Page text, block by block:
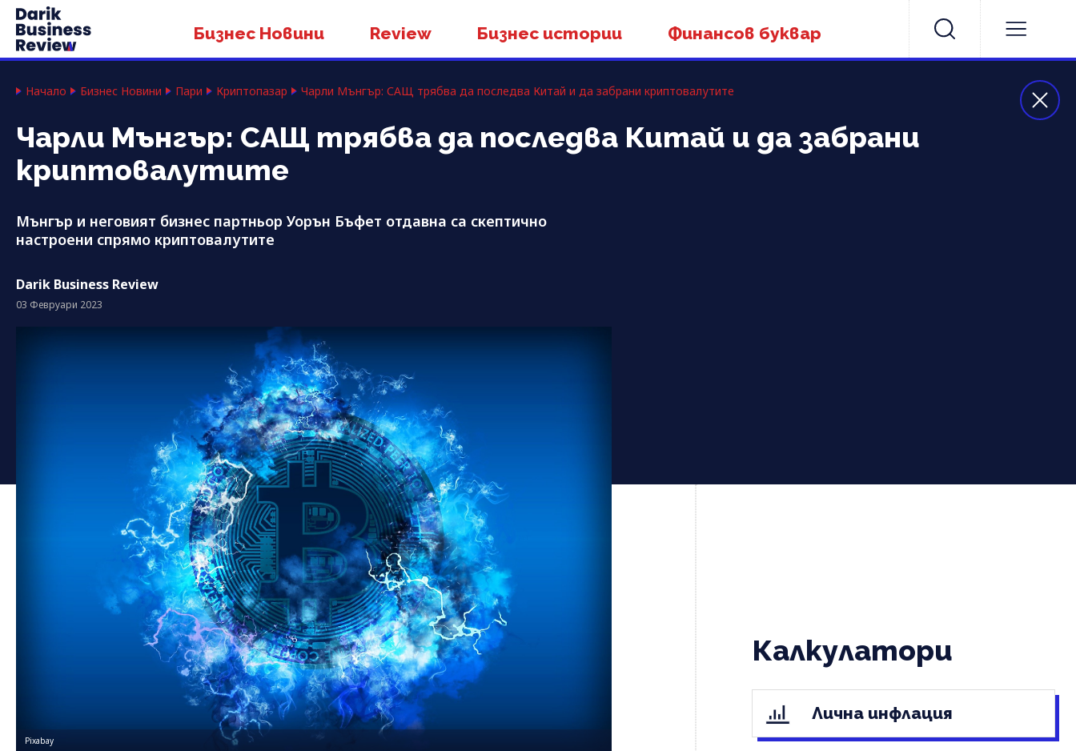
Бизнес Новини Review Бизнес истории Финансов буквар
Начало Бизнес Новини Пари Криптопазар Чарли Мънгър: САЩ трябва да последва Китай и да забрани криптовалутите
Чарли Мънгър: САЩ трябва да последва Китай и да забрани
криптовалутите
Мънгър и неговият бизнес партньор Уорън Бъфет отдавна са скептично
настроени спрямо криптовалутите
Darik Business Review
03 Февруари 2023
Pixabay
Калкулатори
Лична инфлация